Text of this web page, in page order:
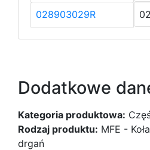
028903029R
Dodatkowe
Kategoria produktowa:
Rodzaj produktu: MFE -
drgań